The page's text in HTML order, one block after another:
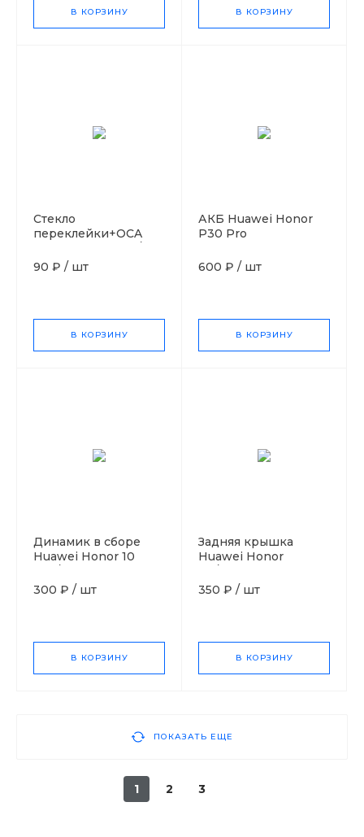
В КОРЗИНУ В КОРЗИНУ
Стекло
переклейки+OCA
Pro/Nova 5T
90 ₽ / шт
В КОРЗИНУ
АКБ Huawei Honor
P30 Pro
600 ₽ / шт
В КОРЗИНУ
Динамик в сборе
Huawei Honor 10
Orig
300 ₽ / шт
В КОРЗИНУ
Задняя крышка
Huawei Honor
350 ₽ / шт
В КОРЗИНУ
ПОКАЗАТЬ ЕЩЕ
1 2 3